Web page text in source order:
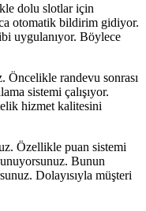
dolu slotlar için
otomatik bildirim gidiyor.
uygulanıyor. Böylece
Öncelikle randevu sonrası
sistemi çalışıyor.
hizmet kalitesini
Özellikle puan sistemi
Bunun
Dolayısıyla müşteri